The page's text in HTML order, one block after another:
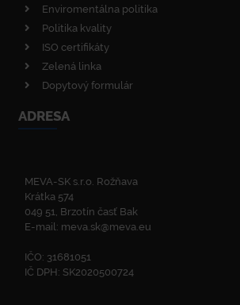
Enviromentálna politika
Politika kvality
ISO certifikáty
Zelená linka
Dopytový formulár
ADRESA
MEVA-SK s.r.o. Rožňava
Krátka 574
049 51, Brzotín časť Bak
E-mail: meva.sk@meva.eu
IČO: 31681051
IČ DPH: SK2020500724